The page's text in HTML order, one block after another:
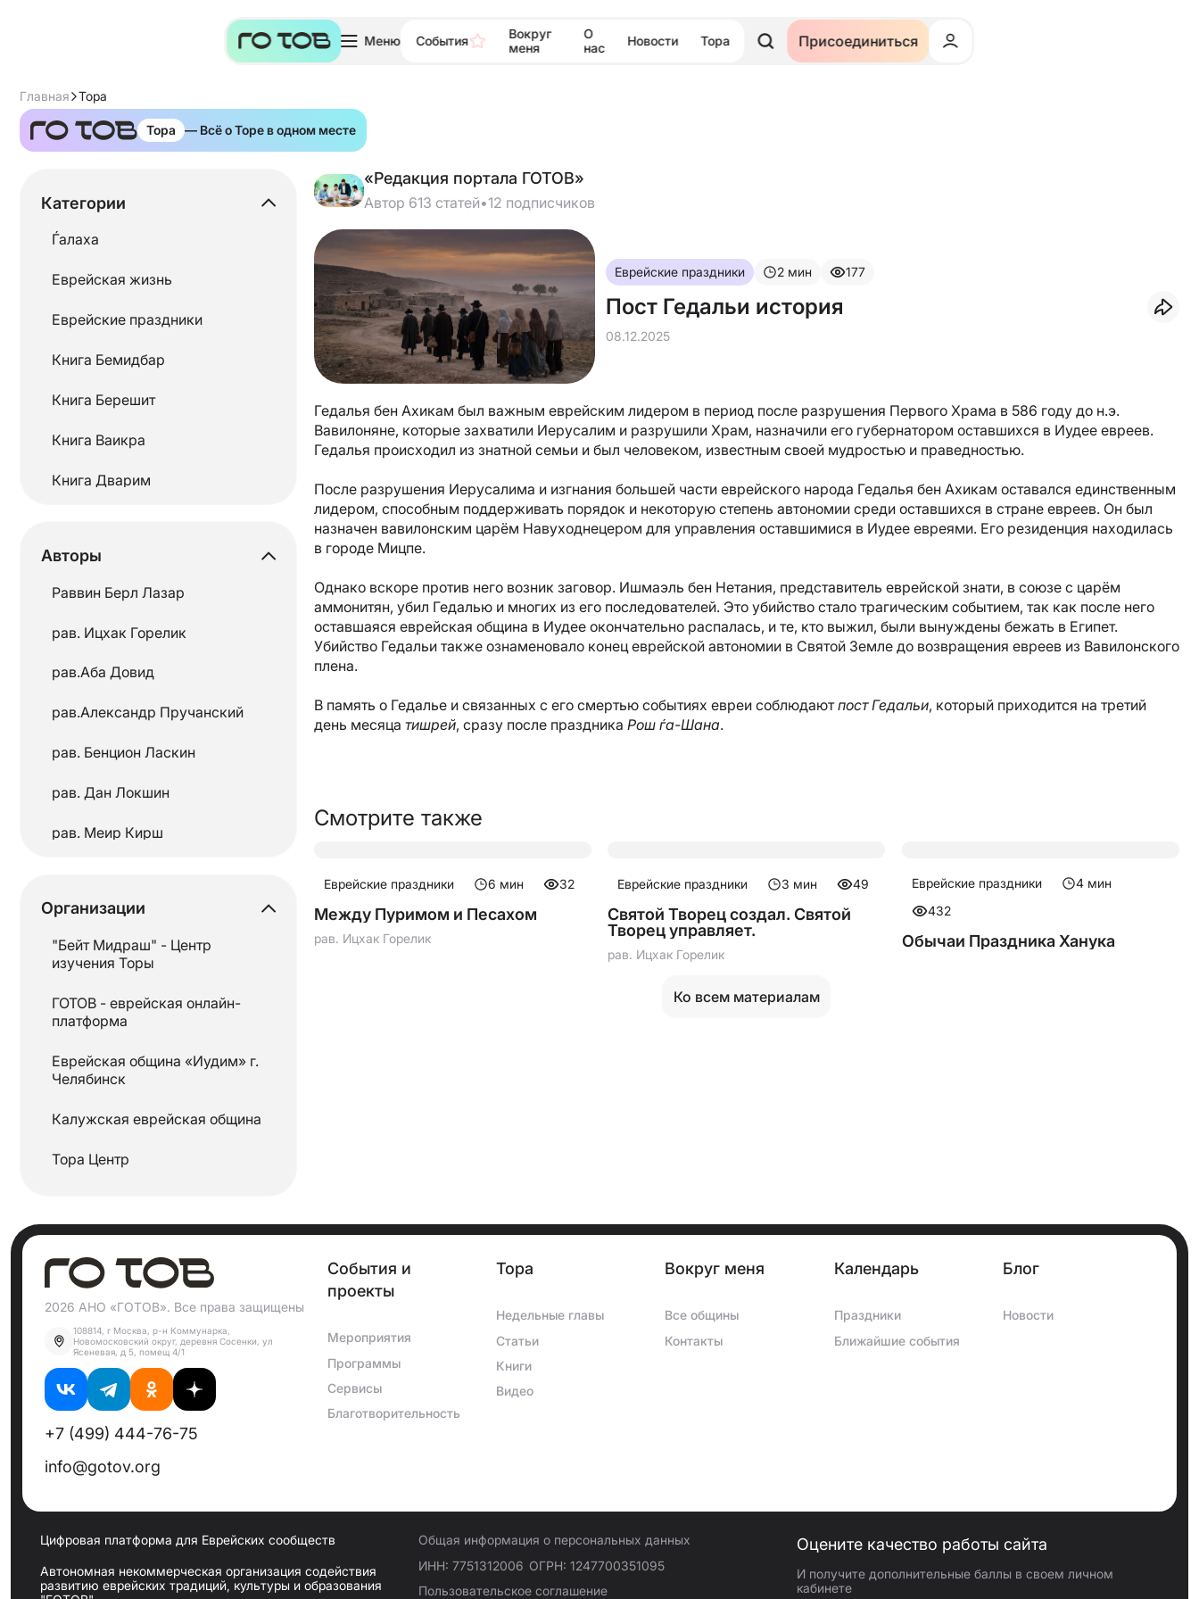
Меню События
Вокруг
меня
О
нас
Новости Тора Присоединиться
Главная Тора
Тора — Всё о Торе в одном месте
Категории
Ѓалаха
Еврейская жизнь
Еврейские праздники
Книга Бемидбар
Книга Берешит
Книга Ваикра
Книга Дварим
Месяцы еврейского
Тора
Авторы
Раввин Берл Лазар
рав. Ицхак Горелик
рав.Аба Довид
рав.Александр Пручанский
рав. Бенцион Ласкин
рав. Дан Локшин
рав. Меир Кирш
рав. Ойшие Михоэль
Рав. Шолом Певзнер
рав.Эли Коган
«Редакция портала ГОТОВ»
Организации
"Бейт Мидраш" - Центр
изучения Торы
ГОТОВ - еврейская онлайн-
платформа
Еврейская община «Иудим» г.
Челябинск
Калужская еврейская община
Тора Центр
«Редакция портала ГОТОВ»
Автор 613 статей•12 подписчиков
Еврейские праздники 2 мин 177
Пост Гедальи история
08.12.2025
Гедалья бен Ахикам был важным еврейским лидером в период после разрушения Первого Храма в 586 году до н.э.
Вавилоняне, которые захватили Иерусалим и разрушили Храм, назначили его губернатором оставшихся в Иудее евреев.
Гедалья происходил из знатной семьи и был человеком, известным своей мудростью и праведностью.
После разрушения Иерусалима и изгнания большей части еврейского народа Гедалья бен Ахикам оставался единственным
лидером, способным поддерживать порядок и некоторую степень автономии среди оставшихся в стране евреев. Он был
назначен вавилонским царём Навуходнецером для управления оставшимися в Иудее евреями. Его резиденция находилась
в городе Мицпе.
Однако вскоре против него возник заговор. Ишмаэль бен Нетания, представитель еврейской знати, в союзе с царём
аммонитян, убил Гедалью и многих из его последователей. Это убийство стало трагическим событием, так как после него
оставшаяся еврейская община в Иудее окончательно распалась, и те, кто выжил, были вынуждены бежать в Египет.
Убийство Гедальи также ознаменовало конец еврейской автономии в Святой Земле до возвращения евреев из Вавилонского
плена.
В память о Гедалье и связанных с его смертью событиях евреи соблюдаютпост Гедальи, который приходится на третий
день месяца тишрей, сразу после праздника Рош ѓа-Шана.
Смотрите также
Еврейские праздники 6 мин 32
Между Пуримом и Песахом
рав. Ицхак Горелик
Еврейские праздники 3 мин 49
Святой Творец создал. Святой
Творец управляет.
рав. Ицхак Горелик
Еврейские праздники 4мин
432
Обычаи Праздника Ханука
Ко всем материалам
2026 АНО «ГОТОВ». Все права защищены
108814, г Москва, р-н Коммунарка,
Новомосковский округ, деревня Сосенки, ул
Ясеневая, д 5, помещ 4/1
+7 (499) 444-76-75
info@gotov.org
События и
проекты
Мероприятия
Программы
Сервисы
Благотворительность
Тора
Недельные главы
Статьи
Книги
Видео
Вокруг меня
Все общины
Контакты
Календарь
Праздники
Ближайшие события
Блог
Новости
Цифровая платформа для Еврейских сообществ
Автономная некоммерческая организация содействия
развитию еврейских традиций, культуры и образования
Общая информация о персональных данных
ИНН: 7751312006 ОГРН: 1247700351095
Пользовательское соглашение
Оцените качество работы сайта
И получите дополнительные баллы в своем личном
кабинете